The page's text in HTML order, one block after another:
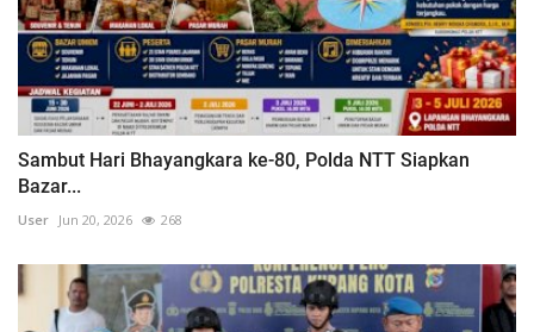
Sambut Hari Bhayangkara ke-80, Polda NTT Siapkan
Bazar...
User Jun 20, 2026 268